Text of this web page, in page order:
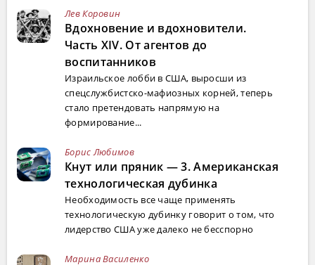
Лев Коровин
Вдохновение и вдохновители.
Часть XIV. От агентов до
воспитанников
Израильское лобби в США, выросши из
спецслужбистско-мафиозных корней, теперь
стало претендовать напрямую на
формирование...
Борис Любимов
Кнут или пряник — 3. Американская
технологическая дубинка
Необходимость все чаще применять
технологическую дубинку говорит о том, что
лидерство США уже далеко не бесспорно
Марина Василенко